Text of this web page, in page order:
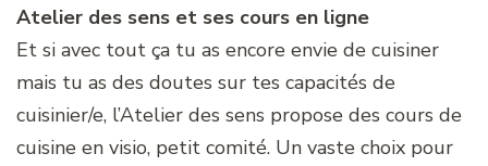
Atelier des sens et ses cours en ligne
Et si avec tout ça tu as encore envie de cuisiner
mais tu as des doutes sur tes capacités de
cuisinier/e, l’Atelier des sens propose des cours de
cuisine en visio, petit comité. Un vaste choix pour